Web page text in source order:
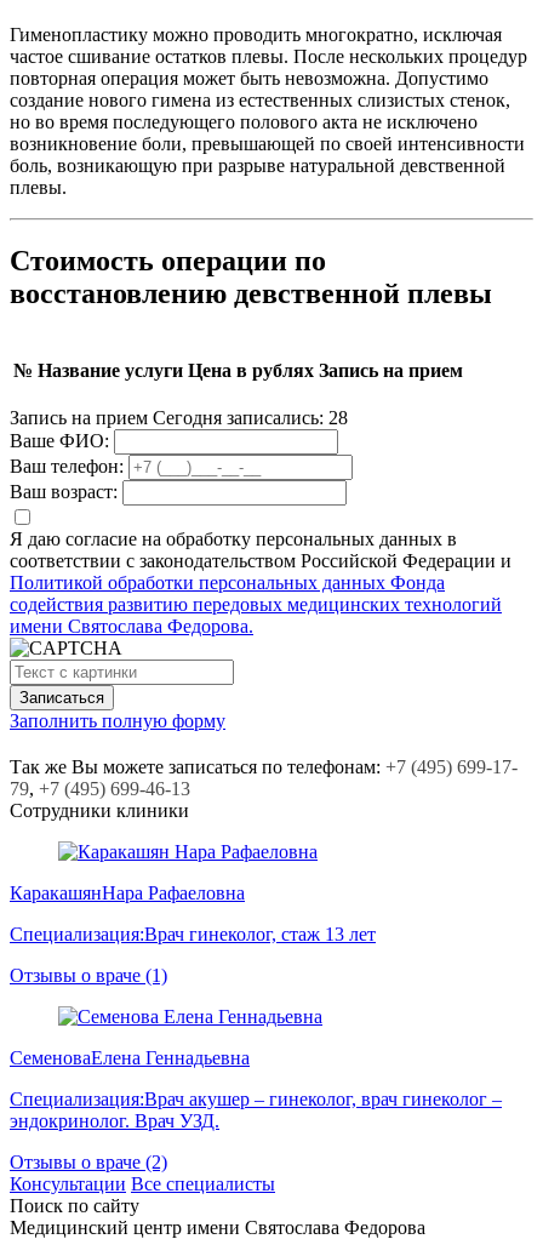
Гименопластику можно проводить многократно, исключая
частое сшивание остатков плевы. После нескольких процедур
повторная операция может быть невозможна. Допустимо
создание нового гимена из естественных слизистых стенок,
но во время последующего полового акта не исключено
возникновение боли, превышающей по своей интенсивности
боль, возникающую при разрыве натуральной девственной
плевы.
Стоимость операции по
восстановлению девственной плевы
№ Название услуги Цена в рублях Запись на прием
Запись на прием Сегодня записались: 28
Ваше ФИО:
Ваш телефон:
Ваш возраст:
Я даю согласие на обработку персональных данных в
соответствии с законодательством Российской Федерации и
Политикой обработки персональных данных Фонда
содействия развитию передовых медицинских технологий
имени Святослава Федорова.
Заполнить полную форму
Так же Вы можете записаться по телефонам: +7 (495) 699-17-
79, +7 (495) 699-46-13
Сотрудники клиники
КаракашянНара Рафаеловна
Специализация:Врач гинеколог, стаж 13 лет
Отзывы о враче (1)
СеменоваЕлена Геннадьевна
Специализация:Врач акушер – гинеколог, врач гинеколог –
эндокринолог. Врач УЗД.
Отзывы о враче (2)
Консультации Все специалисты
Поиск по сайту
Медицинский центр имени Святослава Федорова